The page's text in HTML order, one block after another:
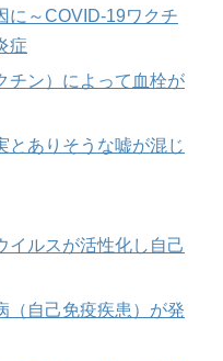
に～COVID-19ワクチ
症
チン）によって血栓が
とありそうな嘘が混じ
イルスが活性化し自己
（自己免疫疾患）が発